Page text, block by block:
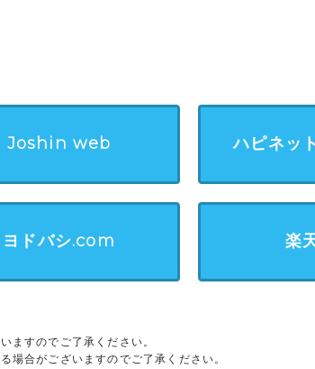
Joshin web ハピネッ
ヨドバシ.com 楽
ますのでご了承ください。
合がございますのでご了承ください。